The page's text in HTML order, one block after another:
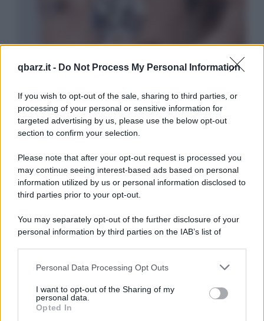
qbarz.it - Do Not Process My Personal Information
If you wish to opt-out of the sale, sharing to third parties, or
processing of your personal or sensitive information for
targeted advertising by us, please use the below opt-out
section to confirm your selection.
Please note that after your opt-out request is processed you
may continue seeing interest-based ads based on personal
information utilized by us or personal information disclosed to
third parties prior to your opt-out.
You may separately opt-out of the further disclosure of your
personal information by third parties on the IAB’s list of
This information may also be disclosed by us to third parties
disclose it to other third parties.
Please note that this website/app uses one or more Google
Personal Data Processing Opt Outs
I want to opt-out of the Sharing of my
personal data.
Opted In